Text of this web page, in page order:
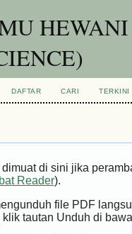
DAFTAR CARI TERKINI
di sini jika
Reader).
file PDF
tautan Unduh di